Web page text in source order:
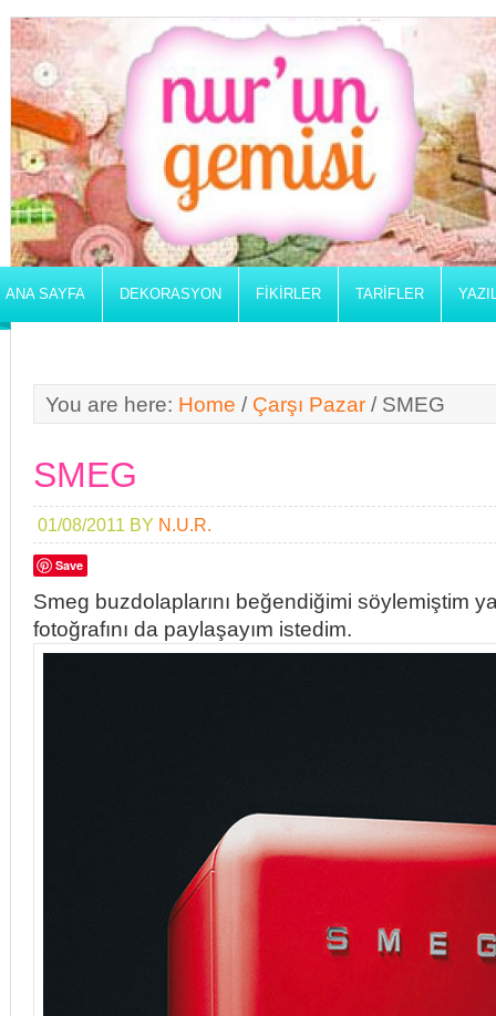
ANA SAYFA DEKORASYON FIKIRLER TARIFLER
You are here: Home / Çarşı Pazar / SMEG
SMEG
01/08/2011 BY N.U.R.
Save
Smeg buzdolaplarını beğendiğimi söylemiştim
fotoğrafını da paylaşayım istedim.